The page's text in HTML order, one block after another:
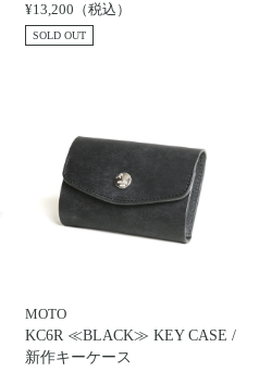
¥13,200（税込）
SOLD OUT
MOTO
KC6R ≪BLACK≫ KEY CASE /
新作キーケース